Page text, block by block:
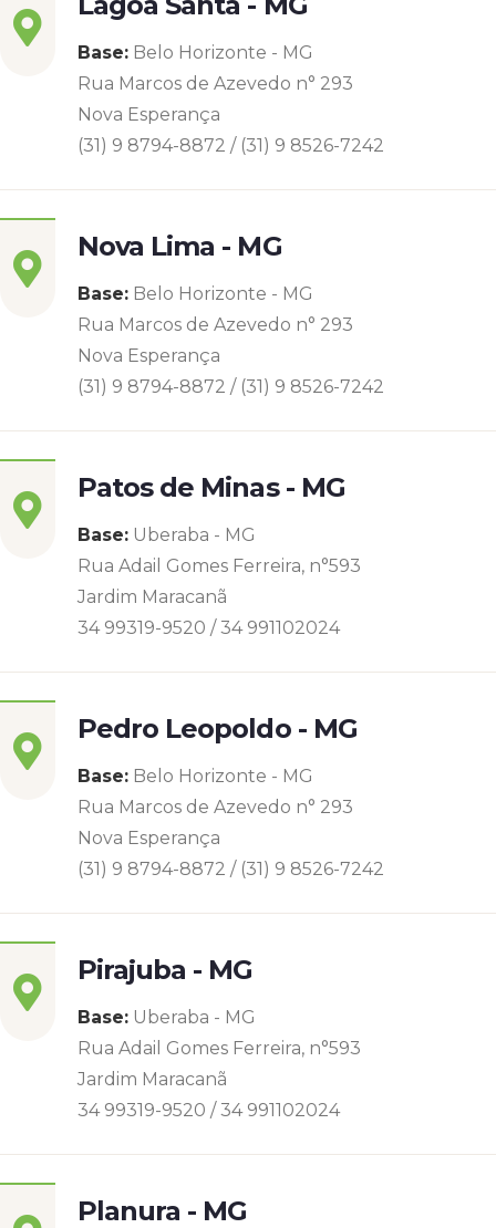
Base: Belo Horizonte - MG
Rua Marcos de Azevedo n° 293
Nova Esperança
(31) 9 8794-8872 / (31) 9 8526-7242
Nova Lima - MG
Base: Belo Horizonte - MG
Rua Marcos de Azevedo n° 293
Nova Esperança
(31) 9 8794-8872 / (31) 9 8526-7242
Patos de Minas - MG
Base: Uberaba - MG
Rua Adail Gomes Ferreira, n°593
Jardim Maracanã
34 99319-9520 / 34 991102024
Pedro Leopoldo - MG
Base: Belo Horizonte - MG
Rua Marcos de Azevedo n° 293
Nova Esperança
(31) 9 8794-8872 / (31) 9 8526-7242
Pirajuba - MG
Base: Uberaba - MG
Rua Adail Gomes Ferreira, n°593
Jardim Maracanã
34 99319-9520 / 34 991102024
Planura - MG